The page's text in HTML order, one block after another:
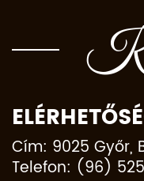
Cím: 9025 Győr,
Telefon: (96)